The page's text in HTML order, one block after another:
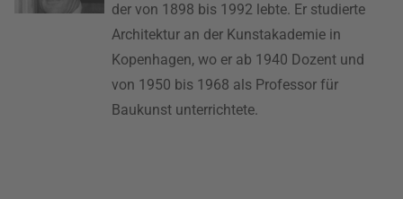
der von 1898 bis 1992 lebte. Er studierte
Architektur an der Kunstakademie in
Kopenhagen, wo er ab 1940 Dozent und
von 1950 bis 1968 als Professor für
Baukunst unterrichtete.